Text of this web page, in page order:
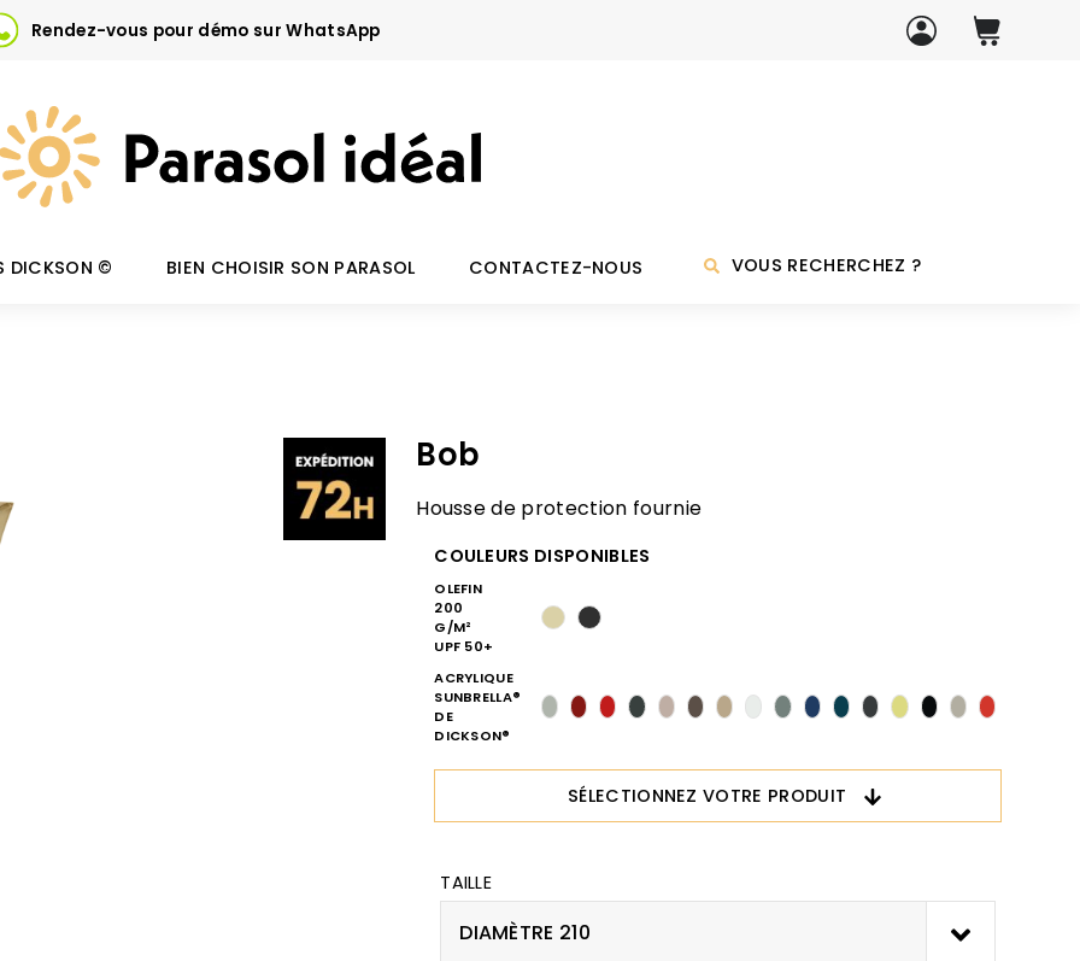
Rendez-vous pour démo sur WhatsApp
DICKSON © BIEN CHOISIR SON PARASOL CONTACTEZ-NOUS VOUS RECHERCHEZ ?
Bob
Housse de protection fournie
COULEURS DISPONIBLES
OLEFIN
200
G/M²
UPF 50+
ACRYLIQUE
SUNBRELLA®
DE
DICKSON®
SÉLECTIONNEZ VOTRE PRODUIT
TAILLE
DIAMÈTRE 210